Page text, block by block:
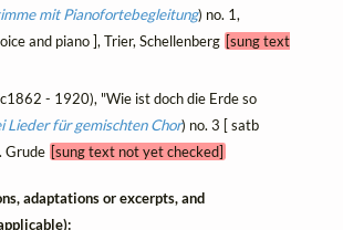
mit Pianofortebegleitung) no. 1,
and piano ], Trier, Schellenberg [sung text
- 1920), "Wie ist doch die Erde so
Lieder für gemischten Chor) no. 3 [ satb
Grude [sung text not yet checked]
adaptations or excerpts, and